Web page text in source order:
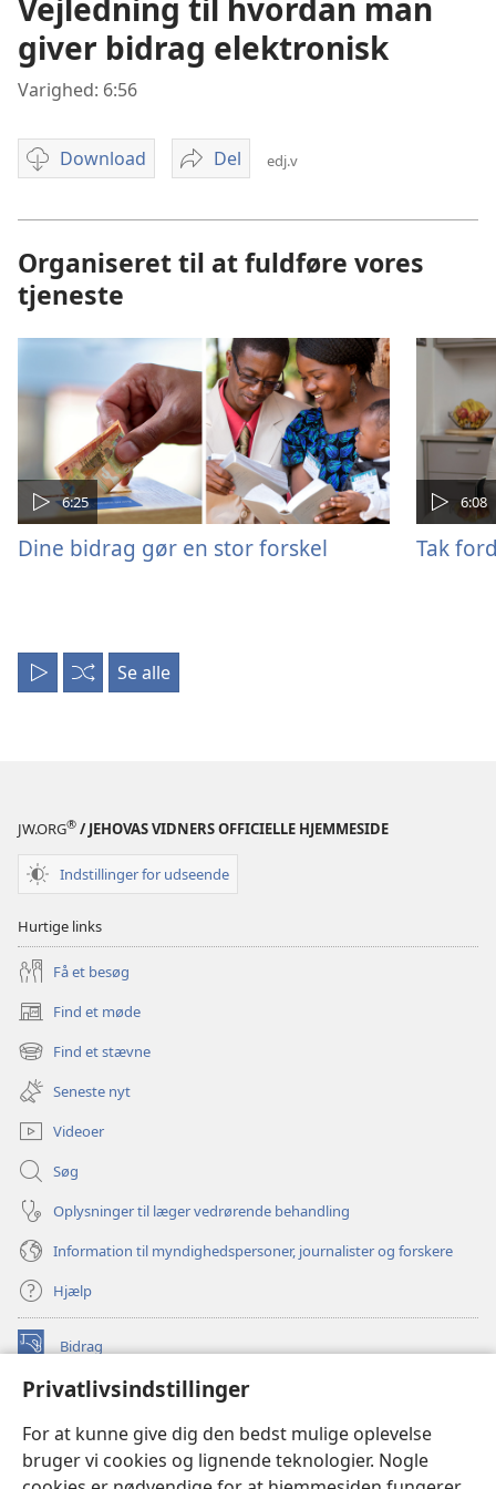
Privatlivsindstillinger
For at kunne give dig den bedst mulige oplevelse
bruger vi cookies og lignende teknologier. Nogle
Vejledning til hvordan man
giver bidrag elektronisk
Varighed: 6:56
Download
Muligheder
videodownload
Del
Vejledning
hvordan
man
giver
edj.v
Organiseret til at fuldføre vores
tjeneste
6:25
Dine bidrag gør en stor forskel
6:08
Tak
AfspilBland
Se alle
JW.ORG® / JEHOVAS VIDNERS OFFICIELLE HJEMMESIDE
Indstillinger for udseende
Hurtige links
Få et besøg
Find et møde
(åbner
nyt
vindue)
Find et stævne
(åbner
nyt
vindue)
Seneste nyt
Videoer
Søg
Oplysninger til læger vedrørende behandling
Information til myndighedspersoner, journalister og forskere
Hjælp
Bidrag
(åbner
vindue)Watchtower ONLINE LIBRARY™
nyt
vindue)JW Hub
(åbner